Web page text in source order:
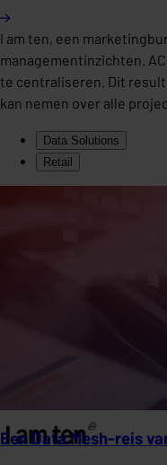
I am ten, een
managementinzichten.
te centraliseren. Dit
kan nemen over alle
Data Solutions
Retail
Een Data Mesh-reis